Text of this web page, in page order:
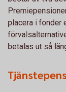
placera i fonder
betalas ut så